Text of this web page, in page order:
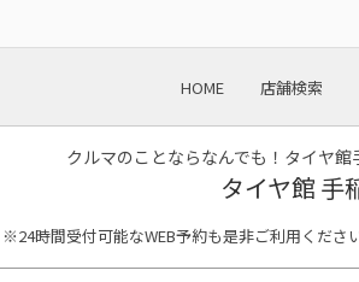
HOME 店舗検索
クルマのことならなんでも！タイヤ
タイヤ館 手
時間受付可能なWEB予約も是非ご利用くださ